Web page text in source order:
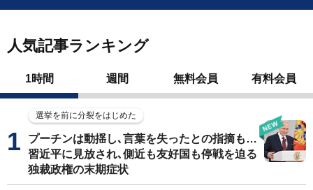
人気記事ランキング
1時間 週間 無料会員 有料会員
選挙を前に分裂をはじめた
プーチンは動揺し､言葉を失ったとの指摘も…
習近平に見放され､側近も友好国も停戦を迫る
独裁政権の末期症状